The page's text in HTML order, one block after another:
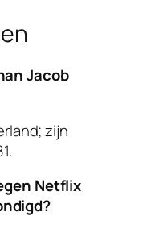
Jacob
zijn
Netflix